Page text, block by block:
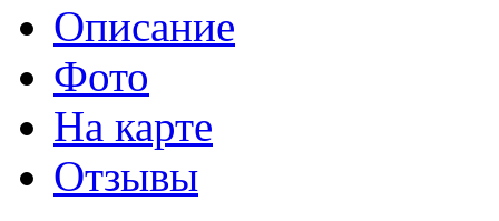
Описание
Фото
На карте
Отзывы